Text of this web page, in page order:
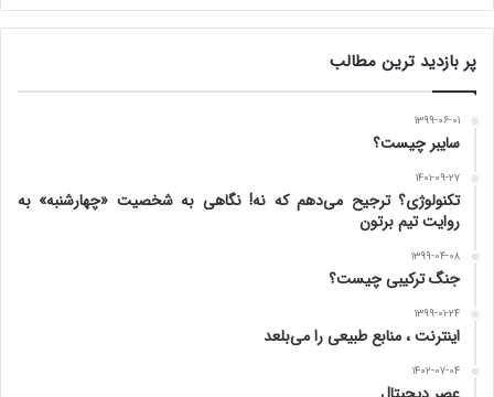
پر بازدید ترین مطالب
۱۳۹۹-۰۶-۰۱
سایبر چیست؟
۱۴۰۱-۰۹-۲۷
تکنولوژی؟ ترجیح می‌دهم که نه! نگاهی به شخصیت «چهارشنبه» به
روایت تیم برتون
۱۳۹۹-۰۴-۰۸
جنگ ترکیبی چیست؟
۱۳۹۹-۰۱-۲۴
اینترنت ، منابع طبیعی را می‌بلعد
۱۴۰۲-۰۷-۰۴